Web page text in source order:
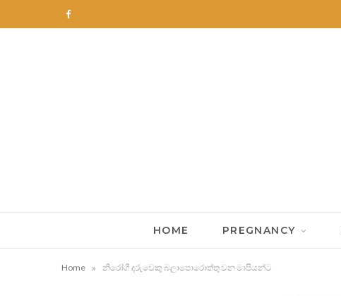
F
k
HOME PREGNANCY
Home » නිරෝගී දරුවෙකු බලාපොරොත්තු වන මාපියන්ට